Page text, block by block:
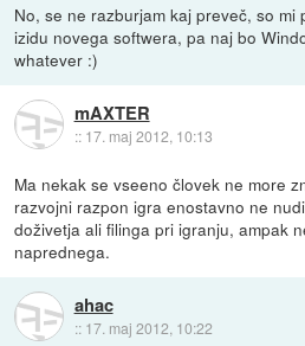
No, se ne razburjam kaj preveč, so mi
izidu novega softwera, pa naj bo
whatever :)
mAXTER
:: 17. maj 2012, 10:13
Ma nekak se vseeno človek ne more
razvojni razpon igra enostavno ne
doživetja ali filinga pri igranju, ampak
naprednega.
ahac
:: 17. maj 2012, 10:22